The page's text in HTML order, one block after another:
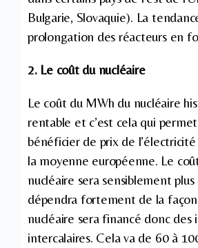
Bulgarie, Slovaquie). La
prolongation des réacteurs en
2. Le coût du nucléaire
Le coût du MWh du nucléaire
rentable et c’est cela qui
bénéficier de prix de
la moyenne européenne. Le
nucléaire sera sensiblement
dépendra fortement de la
nucléaire sera financé donc des
intercalaires. Cela va de 60 à